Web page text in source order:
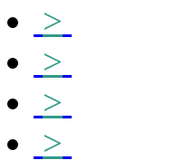
>
>
>
>